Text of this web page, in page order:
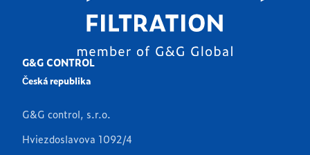
G&G CONTROL
Česká republika
G&G control, s.r.o.
Hviezdoslavova 1092/4